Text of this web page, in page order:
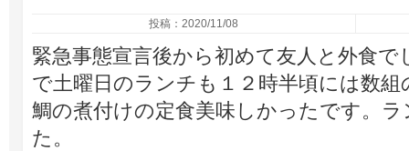
投稿：2020/11/08
緊急事態宣言後から初めて友人と外食
で土曜日のランチも１２時半頃には数
鯛の煮付けの定食美味しかったです。
た。